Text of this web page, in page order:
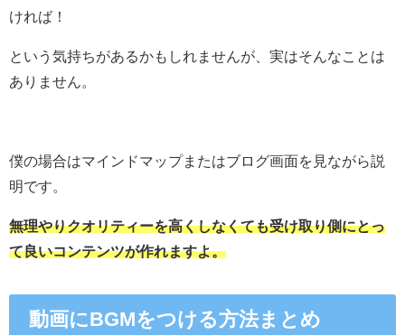
ければ！
という気持ちがあるかもしれませんが、実はそんなことは
ありません。
僕の場合はマインドマップまたはブログ画面を見ながら説
明です。
無理やりクオリティーを高くしなくても受け取り側にとっ
て良いコンテンツが作れますよ。
動画にBGMをつける方法まとめ